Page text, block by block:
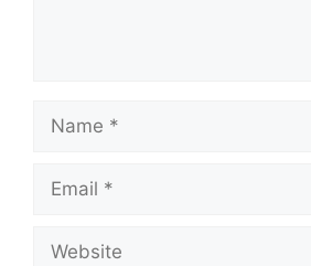
Name
Email
Website